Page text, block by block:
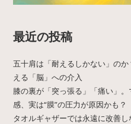
最近の投稿
五十肩は「耐えるしかない」の
える「脳」への介入
膝の裏が「突っ張る」「痛い」
感、実は“膜”の圧力が原因かも？
タオルギャザーでは永遠に改善